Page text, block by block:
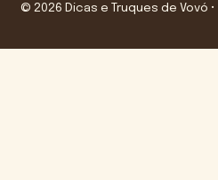
© 2026 Dicas e Truques de Vovó